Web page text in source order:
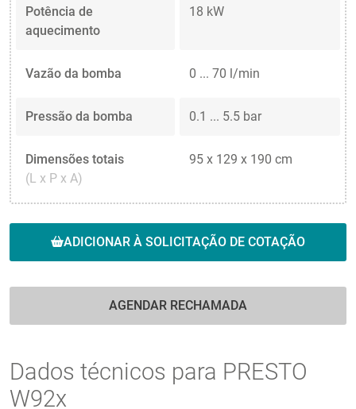
Potência de
aquecimento
18 kW
Vazão da bomba 0 ... 70 l/min
Pressão da bomba 0.1 ... 5.5 bar
Dimensões totais
(L x P x A)
95 x 129 x 190 cm
ADICIONAR À SOLICITAÇÃO DE COTAÇÃO
AGENDAR RECHAMADA
Dados técnicos para PRESTO
W92x